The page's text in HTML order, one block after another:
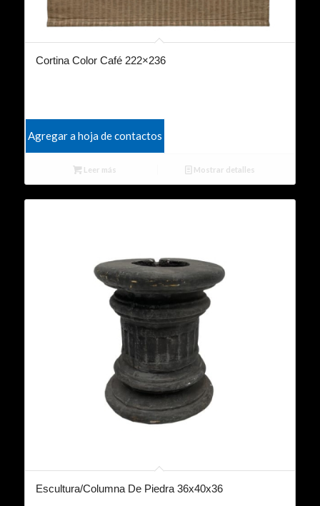
Cortina Color Café 222×236
Agregar a hoja de contactos
Leer más Mostrar detalles
Escultura/Columna De Piedra 36x40x36